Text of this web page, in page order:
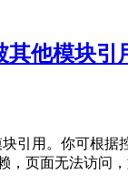
他模块
引用。你可根
页面无法访问